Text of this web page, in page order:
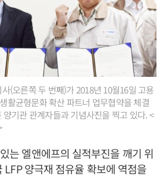
(오른쪽 두 번째)가 2018년 10월16일 고용
활균형문화 확산 파트너 업무협약을 체결
기관 관계자들과 기념사진을 찍고 있다. <
는 엘앤에프의 실적부진을 깨기 위
양극재 점유율 확보에 역점을